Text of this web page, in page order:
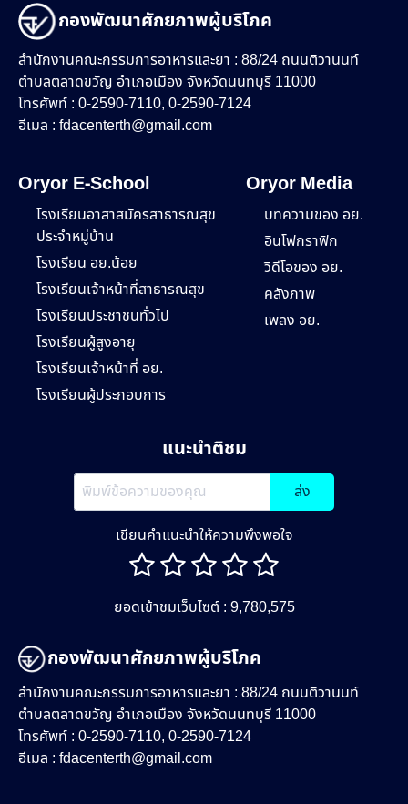
กองพัฒนาศักยภาพผู้บริโภค
สำนักงานคณะกรรมการอาหารและยา : 88/24 ถนนติวานนท์
ตำบลตลาดขวัญ อำเภอเมือง จังหวัดนนทบุรี 11000
โทรศัพท์ : 0-2590-7110, 0-2590-7124
อีเมล : fdacenterth@gmail.com
Oryor E-School
โรงเรียนอาสาสมัครสาธารณสุข
ประจำหมู่บ้าน
โรงเรียน อย.น้อย
โรงเรียนเจ้าหน้าที่สาธารณสุข
โรงเรียนประชาชนทั่วไป
โรงเรียนผู้สูงอายุ
โรงเรียนเจ้าหน้าที่ อย.
โรงเรียนผู้ประกอบการ
Oryor Media
บทความของ อย.
อินโฟกราฟิก
วิดีโอของ อย.
คลังภาพ
เพลง อย.
แนะนำติชม
ส่ง
เขียนคำแนะนำให้ความพึงพอใจ
ยอดเข้าชมเว็บไซต์ : 9,780,575
กองพัฒนาศักยภาพผู้บริโภค
สำนักงานคณะกรรมการอาหารและยา : 88/24 ถนนติวานนท์
ตำบลตลาดขวัญ อำเภอเมือง จังหวัดนนทบุรี 11000
โทรศัพท์ : 0-2590-7110, 0-2590-7124
อีเมล : fdacenterth@gmail.com